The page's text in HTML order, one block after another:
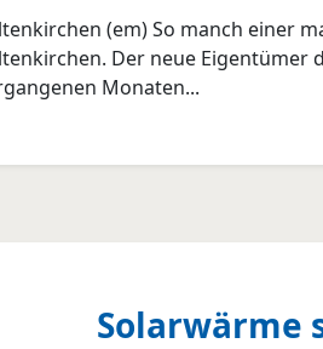
(em) So manch einer
Der neue Eigentümer
Monaten...
Solarwärme